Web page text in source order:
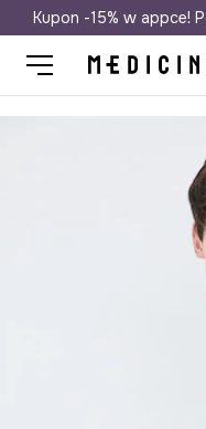
Darmowa
Kupon -15% w appce!